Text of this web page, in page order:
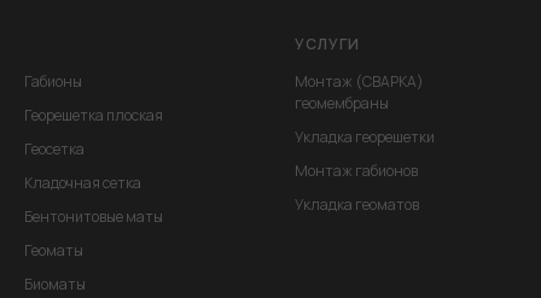
Габионы
Георешетка плоская
Геосетка
Кладочная сетка
Бентонитовые маты
Геоматы
Биоматы
УСЛУГИ
Монтаж (СВАРКА)
геомембраны
Укладка георешетки
Монтаж габионов
Укладка геоматов